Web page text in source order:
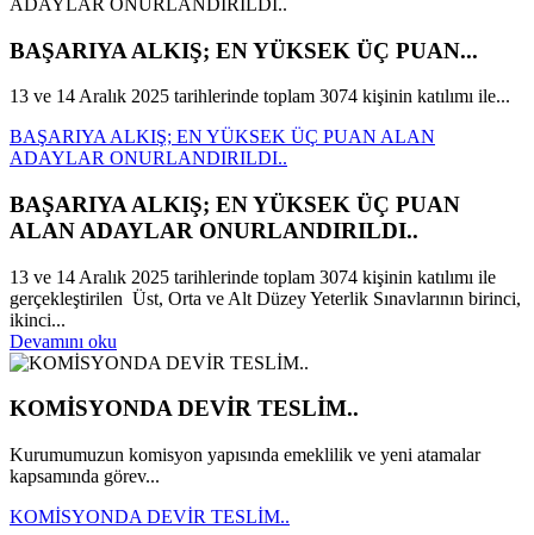
BAŞARIYA ALKIŞ; EN YÜKSEK ÜÇ PUAN...
13 ve 14 Aralık 2025 tarihlerinde toplam 3074 kişinin katılımı ile...
BAŞARIYA ALKIŞ; EN YÜKSEK ÜÇ PUAN ALAN
ADAYLAR ONURLANDIRILDI..
BAŞARIYA ALKIŞ; EN YÜKSEK ÜÇ PUAN
ALAN ADAYLAR ONURLANDIRILDI..
13 ve 14 Aralık 2025 tarihlerinde toplam 3074 kişinin katılımı ile
gerçekleştirilen Üst, Orta ve Alt Düzey Yeterlik Sınavlarının birinci,
ikinci...
Devamını oku
KOMİSYONDA DEVİR TESLİM..
Kurumumuzun komisyon yapısında emeklilik ve yeni atamalar
kapsamında görev...
KOMİSYONDA DEVİR TESLİM..